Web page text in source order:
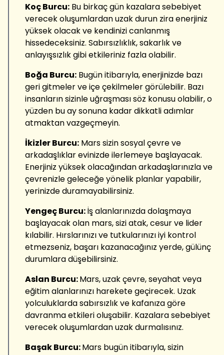
Koç Burcu: Bu birkaç gün kazalara sebebiyet
verecek oluşumlardan uzak durun zira enerjiniz
yüksek olacak ve kendinizi canlanmış
hissedeceksiniz. Sabırsızlıklık, sakarlık ve
anlayışsızlık gibi etkileriniz fazla olabilir.
Boğa Burcu: Bugün itibarıyla, enerjinizde bazı
geri gitmeler ve içe çekilmeler görülebilir. Bazı
insanların sizinle uğraşması söz konusu olabilir, o
yüzden bu ay sonuna kadar dikkatli adımlar
atmaktan vazgeçmeyin.
İkizler Burcu: Mars sizin sosyal çevre ve
arkadaşlıklar evinizde ilerlemeye başlayacak.
Enerjiniz yüksek olacağından arkadaşlarınızla ve
çevrenizle geleceğe yönelik planlar yapabilir,
yerinizde duramayabilirsiniz.
Yengeç Burcu:İş alanlarınızda dolaşmaya
başlayacak olan mars, sizi atak, cesur ve lider
kılabilir. Hırslarınızı ve tutkularınızı iyi kontrol
etmezseniz, başarı kazanacağınız yerde, gülünç
durumlara düşebilirsiniz.
Aslan Burcu:Mars, uzak çevre, seyahat veya
eğitim alanlarınızı harekete geçirecek. Uzak
yolculuklarda sabırsızlık ve kafanıza göre
davranma etkileri oluşabilir. Kazalara sebebiyet
verecek oluşumlardan uzak durmalısınız.
Başak Burcu:Mars bugün itibarıyla, sizin